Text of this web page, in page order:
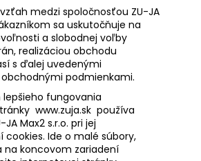
medzi spoločnosťou ZU-JA
sa uskutočňuje na
a slobodnej voľby
realizáciou obchodu
s ďalej uvedenými
podmienkami.
lepšieho fungovania
www.zuja.sk používa
Max2 s.r.o. pri jej
cookies. Ide o malé súbory,
na koncovom zariadení
HĽADAŤ